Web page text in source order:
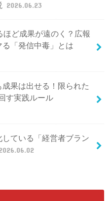
2026.06.23
ほど成果が遠のく？広報
「発信中毒」とは
果は出せる！限られた
す実践ルール
ている「経営者ブラン